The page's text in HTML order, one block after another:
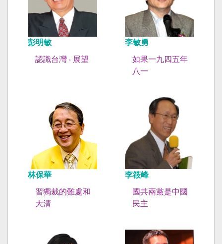
彭明敏
認識台灣 ‧ 展望
李敏勇
如果一九四五年
八一
林保華
習獨裁的難處和
大清
李筱峰
國共兩黨是中國
民主